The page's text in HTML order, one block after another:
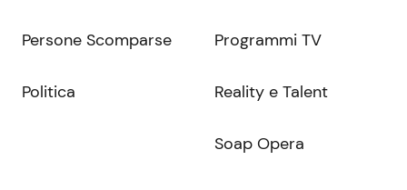
Persone Scomparse
Politica
Programmi TV
Reality e Talent
Soap Opera